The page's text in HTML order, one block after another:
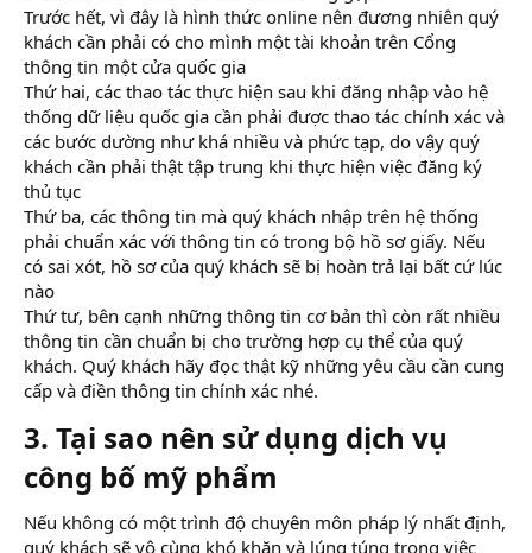
Trước hết, vì đây là hình thức online nên đương nhiên quý
khách cần phải có cho mình một tài khoản trên Cổng
thông tin một cửa quốc gia
Thứ hai, các thao tác thực hiện sau khi đăng nhập vào hệ
thống dữ liệu quốc gia cần phải được thao tác chính xác và
các bước dường như khá nhiều và phức tạp, do vậy quý
khách cần phải thật tập trung khi thực hiện việc đăng ký
thủ tục
Thứ ba, các thông tin mà quý khách nhập trên hệ thống
phải chuẩn xác với thông tin có trong bộ hồ sơ giấy. Nếu
có sai xót, hồ sơ của quý khách sẽ bị hoàn trả lại bất cứ lúc
nào
Thứ tư, bên cạnh những thông tin cơ bản thì còn rất nhiều
thông tin cần chuẩn bị cho trường hợp cụ thể của quý
khách. Quý khách hãy đọc thật kỹ những yêu cầu cần cung
cấp và điền thông tin chính xác nhé.
3. Tại sao nên sử dụng dịch vụ
công bố mỹ phẩm​
Nếu không có một trình độ chuyên môn pháp lý nhất định,
quý khách sẽ vô cùng khó khăn và lúng túng trong việc